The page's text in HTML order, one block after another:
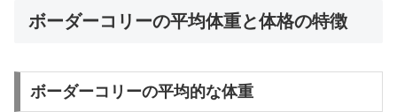
ボーダーコリーの平均体重と体格の特徴
ボーダーコリーの平均的な体重